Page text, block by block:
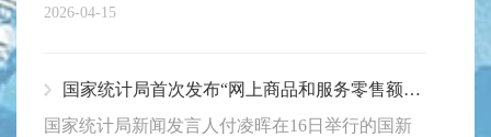
2026-04-15
国家统计局首次发布“网上商品和服务零售额”指标
国家统计局新闻发言人付凌晖在16日举行的国新